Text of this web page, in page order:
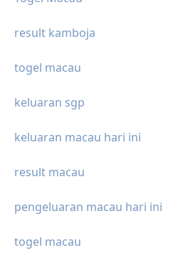
result kamboja
togel macau
keluaran sgp
keluaran macau hari ini
result macau
pengeluaran macau hari ini
togel macau